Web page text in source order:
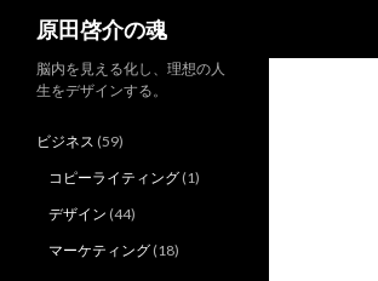
原田啓介の魂
脳内を見える化し、理想の人
生をデザインする。
ビジネス (59)
コピーライティング (1)
デザイン (44)
マーケティング (18)